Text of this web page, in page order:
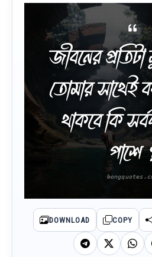
জীবনের
তোমার সাথেই
থাকবে কি
পাশে
DOWNLOAD COPY